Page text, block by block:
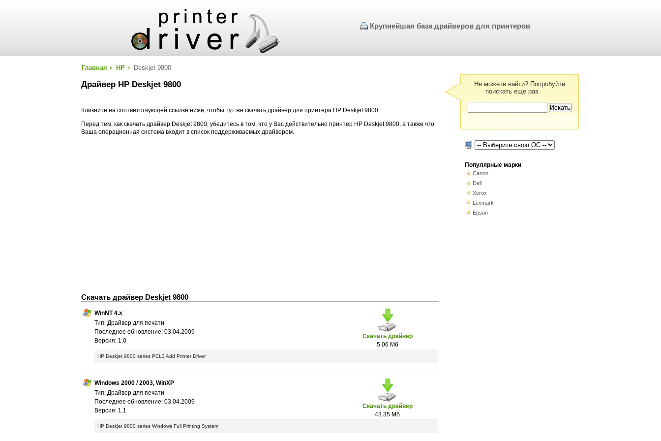
Крупнейшая база драйверов для принтеров
Главная HP Deskjet 9800
Драйвер HP Deskjet 9800
Кликните на соответствующей ссылке ниже, чтобы тут же скачать драйвер для принтера HP Deskjet 9800
Перед тем, как скачать драйвер Deskjet 9800, убедитесь в том, что у Вас действительно принтер HP Deskjet 9800, а также что
Ваша операционная система входит в список поддерживаемых драйвером.
Скачать драйвер Deskjet 9800
Скачать драйвер
5.06 Мб
WinNT 4.x
Тип: Драйвер для печати
Последнее обновление: 03.04.2009
Версия: 1.0
HP Deskjet 9800 series PCL3 Add Printer Driver
Скачать драйвер
43.35 Мб
Windows 2000 / 2003, WinXP
Тип: Драйвер для печати
Последнее обновление: 03.04.2009
Версия: 1.1
HP Deskjet 9800 series Windows Full Printing System
Не можете найти? Попробуйте
поискать еще раз.
Популярные марки
Canon
Dell
Xerox
Lexmark
Epson